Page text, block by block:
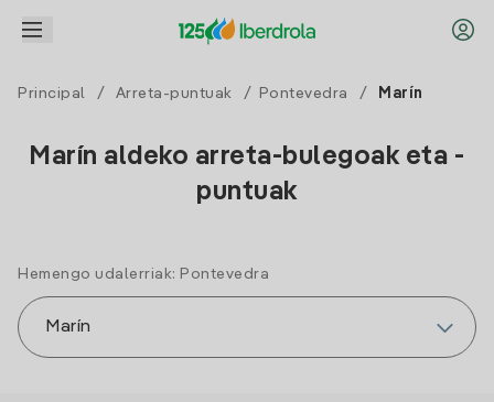
Principal / Arreta-puntuak / Pontevedra / Marín
Marín aldeko arreta-bulegoak eta -
puntuak
Hemengo udalerriak: Pontevedra